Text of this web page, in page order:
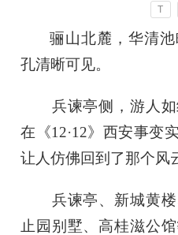
T
骊山北麓，华清
孔清晰可见。
兵谏亭侧，游人如
在《12·12》西安事变
让人仿佛回到了那个风
兵谏亭、新城黄楼
止园别墅、高桂滋公